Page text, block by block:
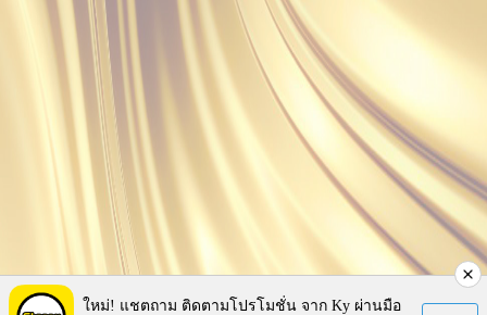
ใหม่! แชตถาม ติดตามโปรโมชั่น จาก Ky ผ่านมือ